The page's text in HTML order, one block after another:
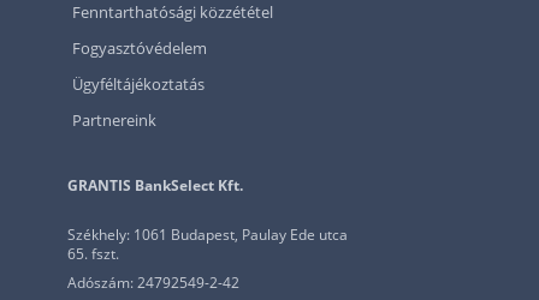
Fenntarthatósági közzététel
Fogyasztóvédelem
Ügyféltájékoztatás
Partnereink
GRANTIS BankSelect Kft.
Székhely: 1061 Budapest, Paulay Ede utca
65. fszt.
Adószám: 24792549-2-42